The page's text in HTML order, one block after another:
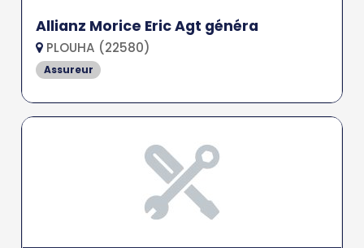
Allianz Morice Eric Agt généra
PLOUHA (22580)
Assureur